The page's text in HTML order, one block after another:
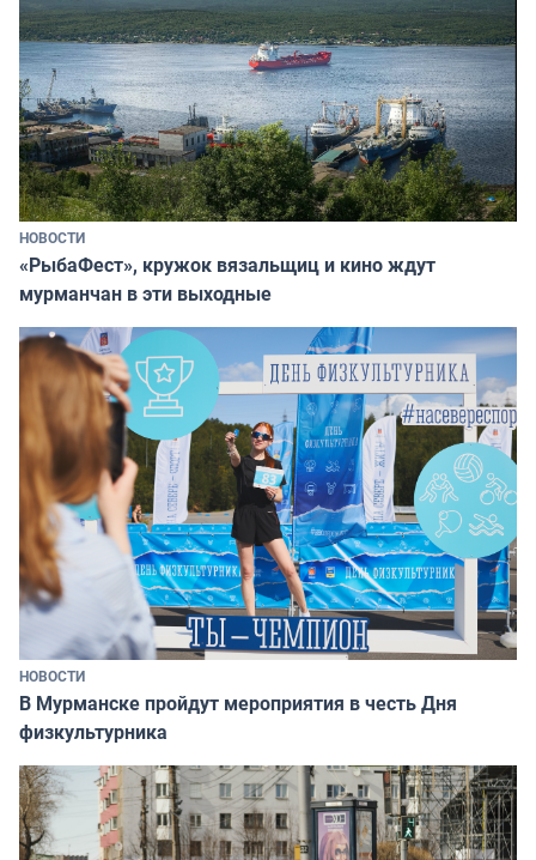
НОВОСТИ
«РыбаФест», кружок вязальщиц и кино ждут
мурманчан в эти выходные
НОВОСТИ
В Мурманске пройдут мероприятия в честь Дня
физкультурника